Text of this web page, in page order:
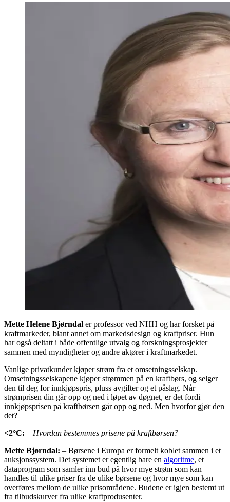
Mette Helene Bjørndal er professor ved NHH og har forsket på
kraftmarkeder, blant annet om markedsdesign og kraftpriser. Hun
har også deltatt i både offentlige utvalg og forskningsprosjekter
sammen med myndigheter og andre aktører i kraftmarkedet.
Vanlige privatkunder kjøper strøm fra et omsetningsselskap.
Omsetningsselskapene kjøper strømmen på en kraftbørs, og selger
den til deg for innkjøpspris, pluss avgifter og et påslag. Når
strømprisen din går opp og ned i løpet av døgnet, er det fordi
innkjøpsprisen på kraftbørsen går opp og ned. Men hvorfor gjør den
det?
<2°C: – Hvordan bestemmes prisene på kraftbørsen?
Mette Bjørndal: – Børsene i Europa er formelt koblet sammen i et
auksjonssystem. Det systemet er egentlig bare en algoritme, et
dataprogram som samler inn bud på hvor mye strøm som kan
handles til ulike priser fra de ulike børsene og hvor mye som kan
overføres mellom de ulike prisområdene. Budene er igjen bestemt ut
fra tilbudskurver fra ulike kraftprodusenter.